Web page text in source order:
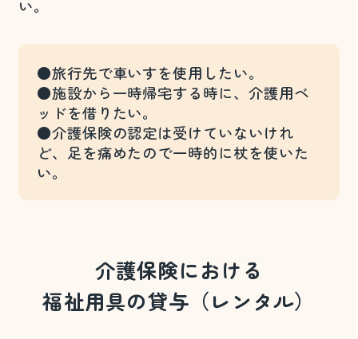
い。
●旅行先で車いすを使用したい。
●施設から一時帰宅する時に、介護用ベ
ッドを借りたい。
●介護保険の認定は受けていないけれ
ど、足を痛めたので一時的に杖を使いた
い。
介護保険における
福祉用具の貸与（レンタル）